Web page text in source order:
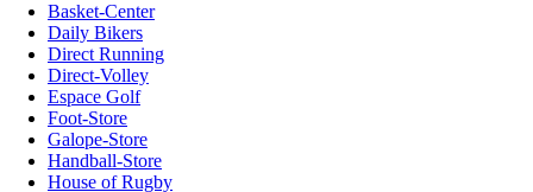
Basket-Center
Daily Bikers
Direct Running
Direct-Volley
Espace Golf
Foot-Store
Galope-Store
Handball-Store
House of Rugby